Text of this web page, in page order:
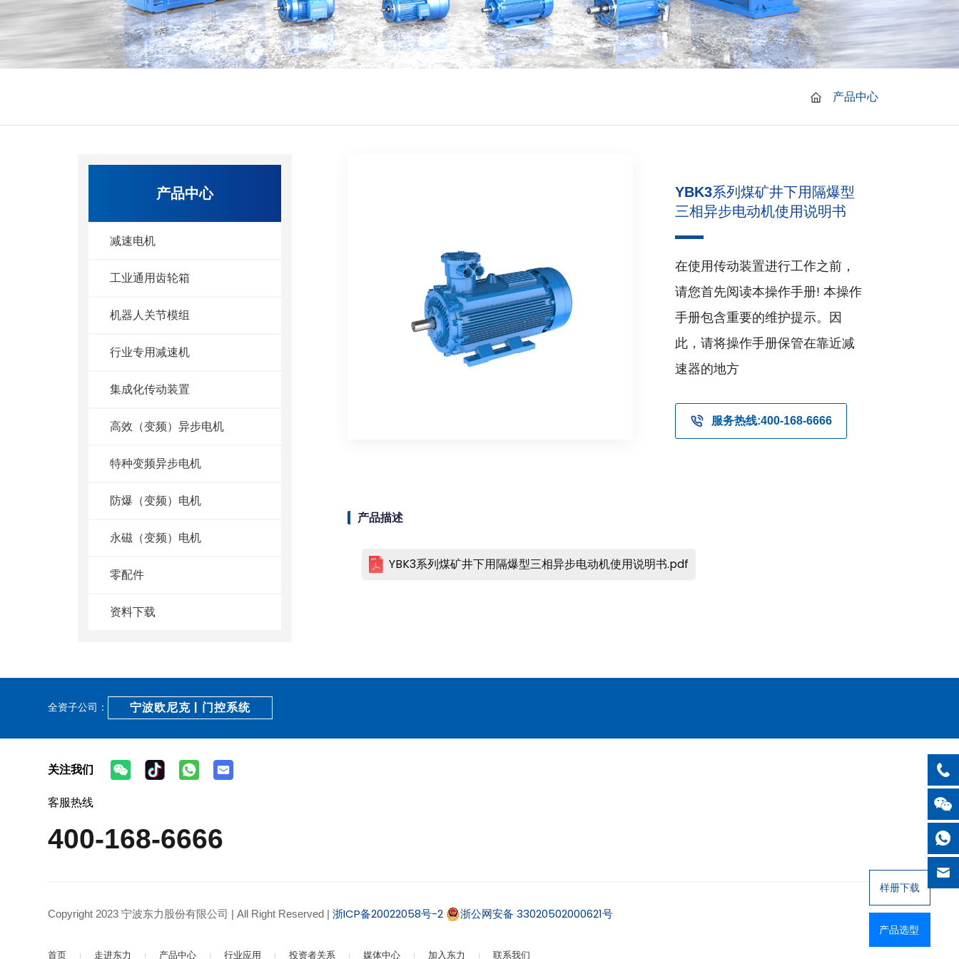
产品中心
产品中心
减速电机
工业通用齿轮箱
机器人关节模组
行业专用减速机
集成化传动装置
高效（变频）异步电机
特种变频异步电机
防爆（变频）电机
永磁（变频）电机
零配件
资料下载
YBK3系列煤矿井下用隔爆型
三相异步电动机使用说明书
在使用传动装置进行工作之前，
请您首先阅读本操作手册! 本操作
手册包含重要的维护提示。因
此，请将操作手册保管在靠近减
速器的地方
服务热线:400-168-6666
产品描述
YBK3系列煤矿井下用隔爆型三相异步电动机使用说明书.pdf
样册下载
产品选型
全资子公司： 宁波欧尼克 | 门控系统
关注我们
客服热线
400-168-6666
Copyright 2023 宁波东力股份有限公司 | All Right Reserved | 浙ICP备20022058号-2 浙公网安备 33020502000621号
首页 走进东力 产品中心 行业应用 投资者关系 媒体中心 加入东力 联系我们